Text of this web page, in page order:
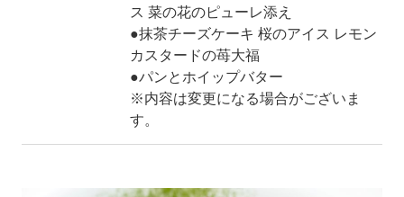
ス 菜の花のピューレ添え
●抹茶チーズケーキ 桜のアイス レモン
カスタードの苺大福
●パンとホイップバター
※内容は変更になる場合がございま
す。